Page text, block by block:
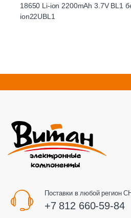
18650 Li-ion 2200mAh 3.7V BL1
ion22UBL1
Поставки в любой регион
+7 812 660-59-84